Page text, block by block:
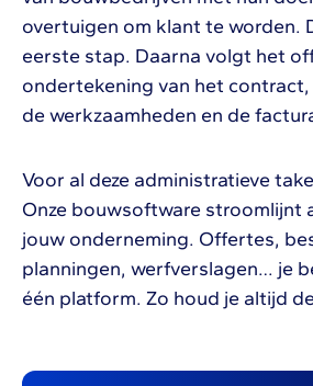
overtuigen om klant te worden.
eerste stap. Daarna volgt het
ondertekening van het
de werkzaamheden en de
Voor al deze administratieve
Onze bouwsoftware stroomlijnt
jouw onderneming. Offertes,
planningen, werfverslagen… je
één platform. Zo houd je altijd